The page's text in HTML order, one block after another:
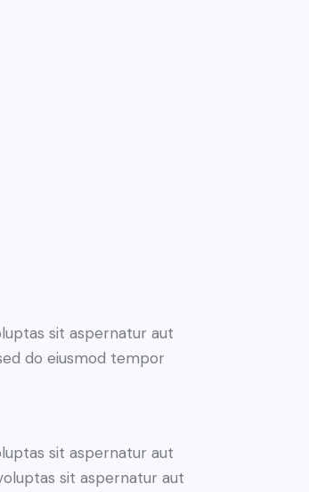
sit aspernatur aut
do eiusmod tempor
sit aspernatur aut
sit aspernatur aut